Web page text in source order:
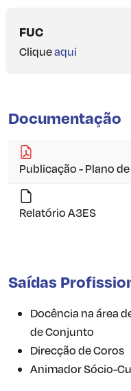
FUC
Cliqueaqui
Documentação
Publicação - Plano
Relatório A3ES
Saídas
Docência na área
de Conjunto
Direcção de Coros
Animador Sócio-